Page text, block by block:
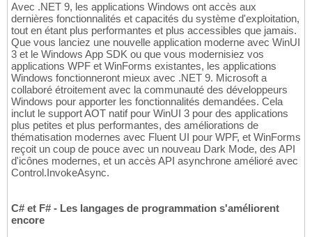
Avec .NET 9, les applications Windows ont accès aux
dernières fonctionnalités et capacités du système d'exploitation,
tout en étant plus performantes et plus accessibles que jamais.
Que vous lanciez une nouvelle application moderne avec WinUI
3 et le Windows App SDK ou que vous modernisiez vos
applications WPF et WinForms existantes, les applications
Windows fonctionneront mieux avec .NET 9. Microsoft a
collaboré étroitement avec la communauté des développeurs
Windows pour apporter les fonctionnalités demandées. Cela
inclut le support AOT natif pour WinUI 3 pour des applications
plus petites et plus performantes, des améliorations de
thématisation modernes avec Fluent UI pour WPF, et WinForms
reçoit un coup de pouce avec un nouveau Dark Mode, des API
d'icônes modernes, et un accès API asynchrone amélioré avec
Control.InvokeAsync.
C# et F# - Les langages de programmation s'améliorent
encore